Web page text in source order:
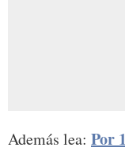
Además lea: Por